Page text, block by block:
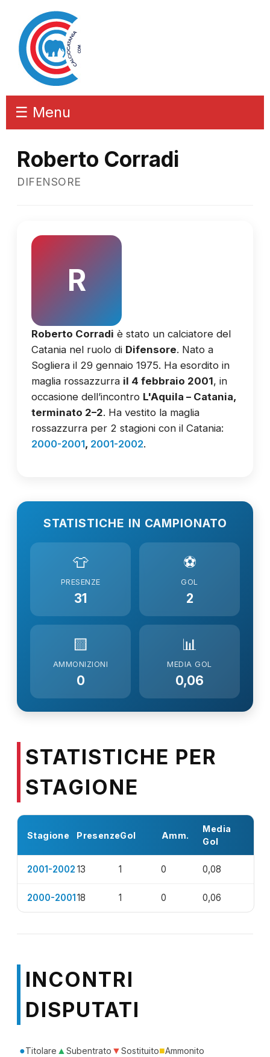
☰ Menu
Roberto Corradi
DIFENSORE
R
Roberto Corradi è stato un calciatore del
Catania nel ruolo di Difensore. Nato a
Sogliera il 29 gennaio 1975. Ha esordito in
maglia rossazzurra il 4 febbraio 2001, in
occasione dell’incontro L'Aquila – Catania,
terminato 2–2. Ha vestito la maglia
rossazzurra per 2 stagioni con il Catania:
2000-2001, 2001-2002.
STATISTICHE IN CAMPIONATO
👕
PRESENZE
31
⚽
GOL
2
🟨
AMMONIZIONI
0
📊
MEDIA GOL
0,06
STATISTICHE PER
STAGIONE
Stagione PresenzeGol Amm.
Media
Gol
2001-2002 13 1 0 0,08
2000-200118 1 0 0,06
INCONTRI
DISPUTATI
●Titolare ▲Subentrato ▼Sostituito■Ammonito